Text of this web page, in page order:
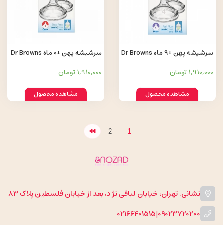
سرشیشه پهن +9 ماه Dr Browns
1,910,000 تومان
مشاهده محصول
سرشیشه پهن +0 ماه Dr Browns
1,910,000 تومان
مشاهده محصول
1
2
نشانی: تهران، خیابان لبافی نژاد، بعد از خیابان فلسطین پلاک 83
09023720200
|
02166401515